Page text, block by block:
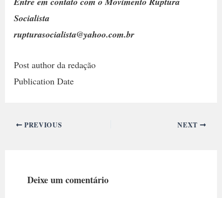
Socialista
rupturasocialista@yahoo.com.br
Post author da redação
Publication Date
PREVIOUS NEXT
Deixe um comentário